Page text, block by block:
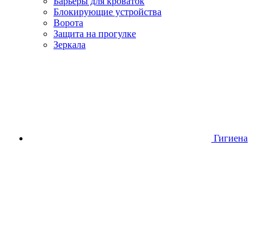
Блокирующие устройства
Ворота
Защита на прогулке
Зеркала
Гигиена